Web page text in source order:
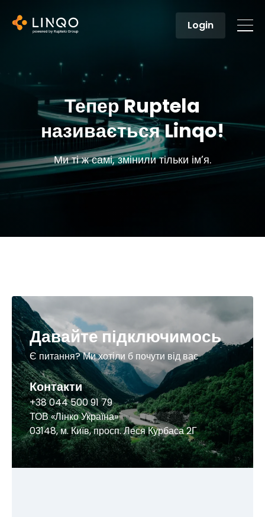
Login
Тепер Ruptela
називається Linqo!
Ми ті ж самі, змінили тільки ім’я.
Давайте підключимось
Є питання? Ми хотіли б почути від вас
Контакти
+38 044 500 91 79
ТОВ «Лінко Україна»
03148, м. Київ, просп. Леся Курбаса 2Г